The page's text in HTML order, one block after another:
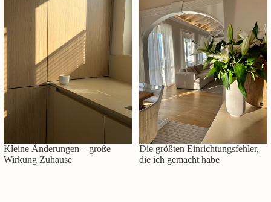
Kleine Änderungen – große
Wirkung Zuhause
Die größten Einrichtungsfehler,
die ich gemacht habe